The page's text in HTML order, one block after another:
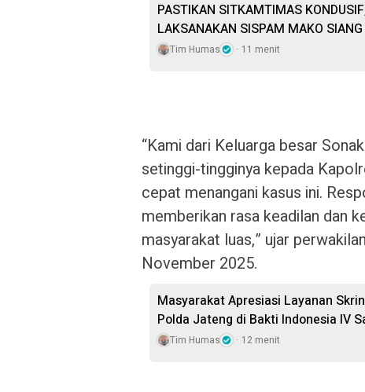
PASTIKAN SITKAMTIMAS
LAKSANAKAN SISPAM MAKO SIANG
Tim Humas 11 menit
“Kami dari Keluarga besar
setinggi-tingginya kepada
cepat menangani kasus ini.
memberikan rasa keadilan dan
masyarakat luas,” ujar
November 2025.
Masyarakat Apresiasi Layanan
Polda Jateng di Bakti Indonesia IV
Tim Humas 12 menit